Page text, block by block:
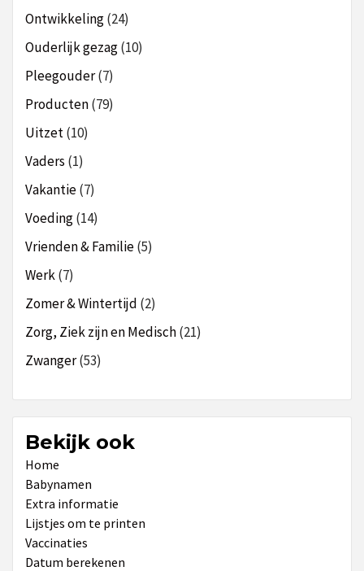
Ontwikkeling(24)
Ouderlijk gezag(10)
Pleegouder(7)
Producten(79)
Uitzet(10)
Vaders (1)
Vakantie(7)
Voeding(14)
Vrienden & Familie(5)
Werk(7)
Zomer & Wintertijd (2)
Zorg, Ziek zijn en Medisch(21)
Zwanger(53)
Bekijk ook
Home
Babynamen
Extra informatie
Lijstjes om te printen
Vaccinaties
Datum berekenen